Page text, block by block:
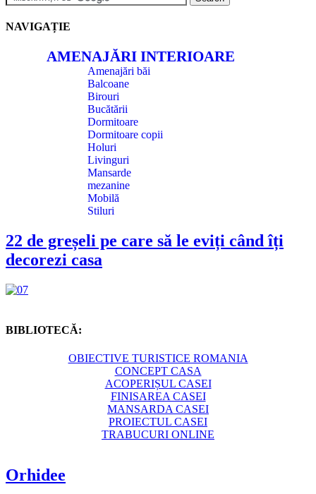
NAVIGAȚIE
AMENAJĂRI INTERIOARE
Amenajări băi
Balcoane
Birouri
Bucătării
Dormitoare
Dormitoare copii
Holuri
Livinguri
Mansarde
mezanine
Mobilă
Stiluri
22 de greșeli pe care să le eviți când îți
decorezi casa
BIBLIOTECĂ:
OBIECTIVE TURISTICE ROMANIA
CONCEPT CASA
ACOPERIȘUL CASEI
FINISAREA CASEI
MANSARDA CASEI
PROIECTUL CASEI
TRABUCURI ONLINE
Orhidee